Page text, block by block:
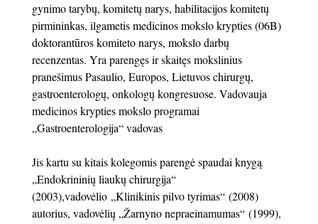
gynimo tarybų, komitetų narys, habilitacijos komitetų
pirmininkas, ilgametis medicinos mokslo krypties (06B)
doktorantūros komiteto narys, mokslo darbų
recenzentas. Yra parengęs ir skaitęs mokslinius
pranešimus Pasaulio, Europos, Lietuvos chirurgų,
gastroenterologų, onkologų kongresuose. Vadovauja
medicinos krypties mokslo programai
„Gastroenterologija“ vadovas
Jis kartu su kitais kolegomis parengė spaudai knygą
„Endokrininių liaukų chirurgija“
(2003),vadovėlio „Klinikinis pilvo tyrimas“ (2008)
autorius, vadovėlių „Žarnyno nepraeinamumas“ (1999),